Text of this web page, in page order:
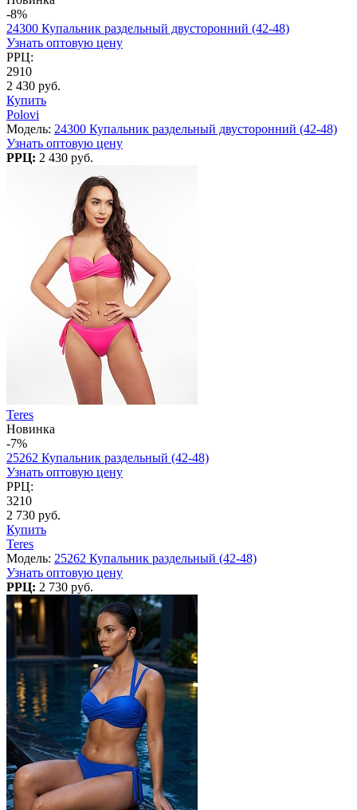
-8%
24300 Купальник раздельный двусторонний (42-48)
Узнать оптовую цену
РРЦ:
2910
2 430 руб.
Купить
Polovi
Модель: 24300 Купальник раздельный двусторонний (42-48)
Узнать оптовую цену
РРЦ: 2 430 руб.
Teres
Новинка
-7%
25262 Купальник раздельный (42-48)
Узнать оптовую цену
РРЦ:
3210
2 730 руб.
Купить
Teres
Модель: 25262 Купальник раздельный (42-48)
Узнать оптовую цену
РРЦ: 2 730 руб.